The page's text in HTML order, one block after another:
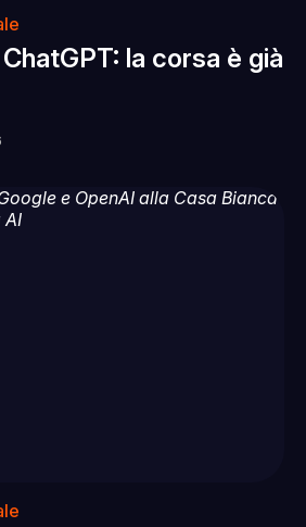
la corsa è già